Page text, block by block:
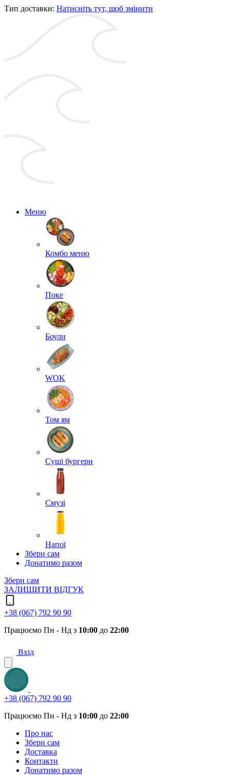
Тип доставки: Натисніть тут, щоб змінити
Меню
Комбо меню
Поке
Боули
WOK
Том ям
Суші бургери
Смузі
Напої
Збери сам
Донатимо разом
Збери сам
ЗАЛИШИТИ ВІДГУК
+38 (067) 792 90 90
Працюємо Пн - Нд з 10:00 до 22:00
Вхід
+38 (067) 792 90 90
Працюємо Пн - Нд з 10:00 до 22:00
Про нас
Збери сам
Доставка
Контакти
Донатимо разом